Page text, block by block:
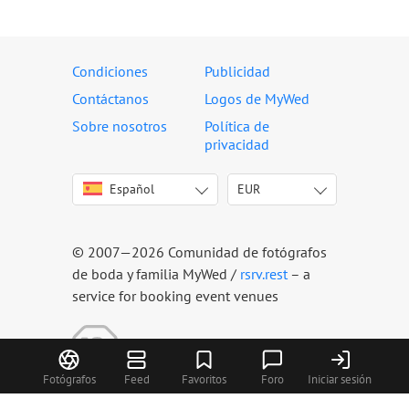
Fotógrafos Feed Favoritos Foro Iniciar sesión
Condiciones
Publicidad
Contáctanos
Logos de MyWed
Sobre nosotros
Política de
privacidad
Español
English
Français
Português
Українська
Latviešu
Lietuvių
EUR
USD
CLP
CRC
GTQ
© 2007—2026 Comunidad de fotógrafos
de boda y familia MyWed / rsrv.rest – a
service for booking event venues